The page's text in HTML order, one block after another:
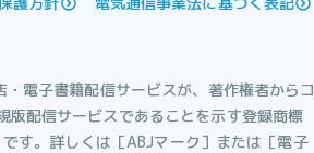
電子書籍配信サービスが、著作権者からコ
版配信サービスであることを示す登録商標
す。詳しくは［ABJマーク］または［電子